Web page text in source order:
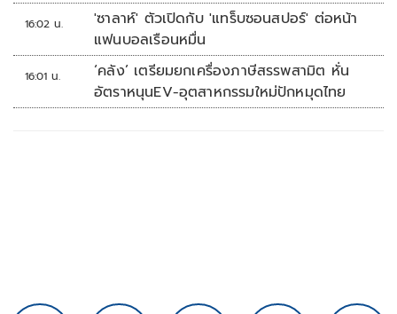
16:02 น.
'ซาลาห์' ตัวเปิดกับ 'แทร็บซอนสปอร์' ต่อหน้า
แฟนบอลเรือนหมื่น
16:01 น.
‘คลัง’ เตรียมยกเครื่องภาษีสรรพสามิต หั่น
อัตราหนุนEV-อุตสาหกรรมใหม่ปักหมุดไทย